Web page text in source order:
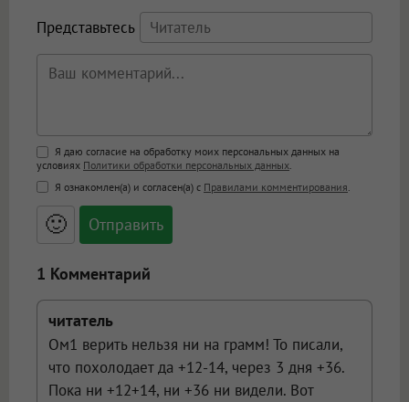
Представьтесь
Поддержка HTML
<b>, <strong>, <u>, <i>, <em>, <s>, <big>,
<small>, <sup>, <sub>, <pre>, <ul>, <ol>, <li>,
<blockquote>, <code> экранирует HTML,
адреса URL автоматически становятся
ссылками, и [img]адрес[/img] будет
Я даю согласие на обработку моих персональных данных на
условиях Политики обработки персональных данных
Я ознакомлен(а) и согласен(а) с Правилами комментирования
🙂
1 Комментарий
читатель
Ом1 верить нельзя ни на грамм! То писали,
что похолодает да +12-14, через 3 дня +36.
Пока ни +12+14, ни +36 ни видели. Вот